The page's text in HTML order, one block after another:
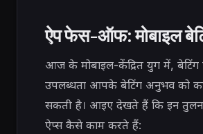
ऐप फेस-ऑफ: मोबाइल
आज के मोबाइल-केंद्रित युग में, बेटिंग
उपलब्धता आपके बेटिंग अनुभव को
सकती है। आइए देखते हैं कि इन
ऐप्स कैसे काम करते हैं: